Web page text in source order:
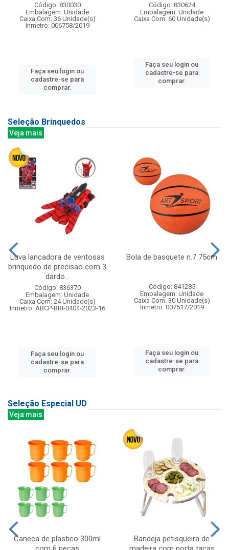
Código: 830030
Embalagem: Unidade
Caixa Com: 36 Unidade(s)
Inmetro: 006758/2019
Faça seu login ou
cadastre-se para
comprar.
Código: 830624
Embalagem: Unidade
Caixa Com: 60 Unidade(s)
Faça seu login ou
cadastre-se para
comprar.
Seleção Brinquedos
Veja mais
Luva lancadora de ventosas
brinquedo de precisao com 3
dardo...
Código: 836370
Embalagem: Unidade
Caixa Com: 24 Unidade(s)
Inmetro: ABCP-BRI-0404-2023-16
Faça seu login ou
cadastre-se para
comprar.
Bola de basquete n.7 75cm
Código: 841285
Embalagem: Unidade
Caixa Com: 30 Unidade(s)
Inmetro: 007517/2019
Faça seu login ou
cadastre-se para
comprar.
Seleção Especial UD
Veja mais
Caneca de plastico 300ml
Bandeja petisqueira de